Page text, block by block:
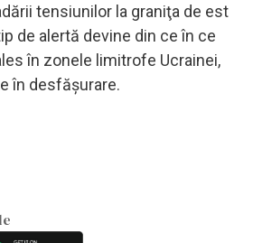
tensiunilor la graniţa de est
de alertă devine din ce în ce
în zonele limitrofe Ucrainei,
în desfășurare.